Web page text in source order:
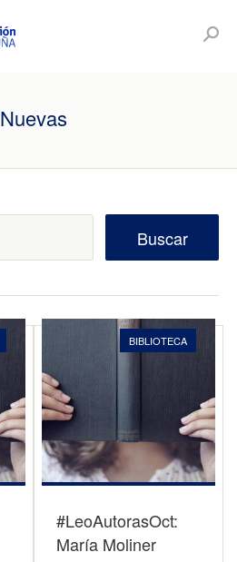
Nuevas
Buscar
BIBLIOTECA
#LeoAutorasOct:
María Moliner